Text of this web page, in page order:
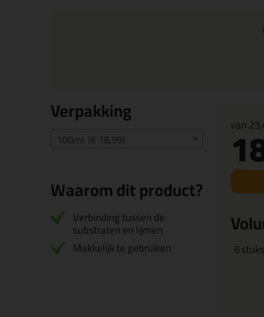
Verpakking
100ml (€ 18,99)
Waarom dit product?
Verbinding tussen de
substraten en lijmen
Makkelijk te gebruiken
van
6stuks